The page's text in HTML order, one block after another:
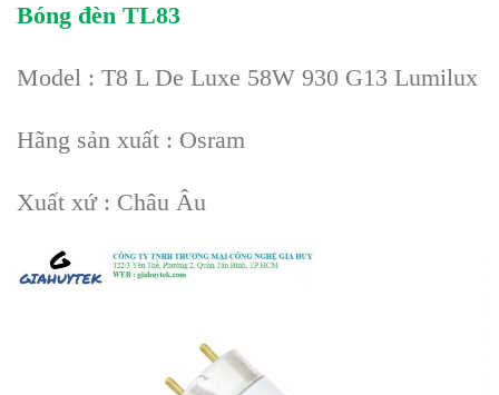
Bóng đèn TL83
Model : T8 L De Luxe 58W 930 G13 Lumilux
Hãng sản xuất : Osram
Xuất xứ : Châu Âu